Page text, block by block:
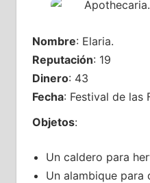
Nombre: Elaria.
Reputación: 19
Dinero: 43
Fecha: Festival de las
Objetos:
Un caldero para
Un alambique para